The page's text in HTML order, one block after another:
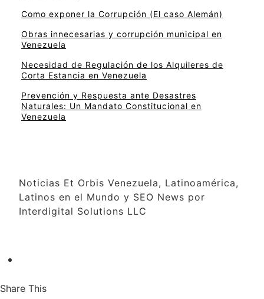
Como exponer la Corrupción (El caso Alemán)
Obras innecesarias y corrupción municipal en
Venezuela
Necesidad de Regulación de los Alquileres de
Corta Estancia en Venezuela
Prevención y Respuesta ante Desastres
Naturales: Un Mandato Constitucional en
Venezuela
Noticias Et Orbis Venezuela, Latinoamérica,
Latinos en el Mundo y SEO News por
Interdigital Solutions LLC
Share This